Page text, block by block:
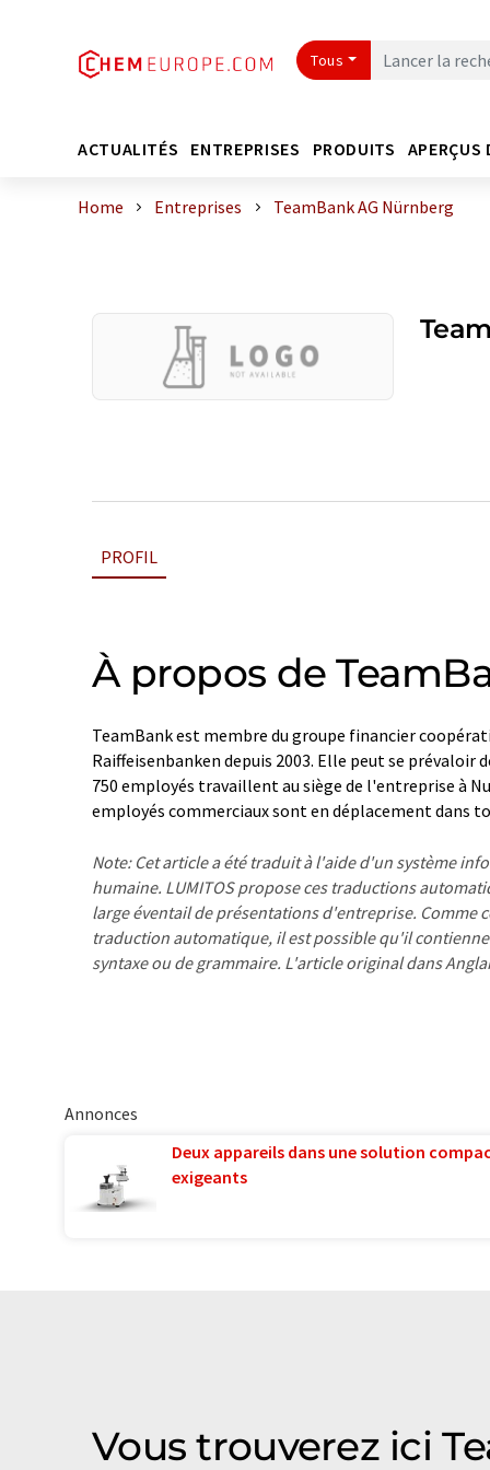
Tous
ACTUALITÉS ENTREPRISES PRODUITS APERÇUS
Home Entreprises TeamBank AG Nürnberg
PROFIL
À propos de
TeamBank est membre du groupe financier
Raiffeisenbanken depuis 2003. Elle peut se prévaloir
750 employés travaillent au siège de l'entreprise à
employés commerciaux sont en déplacement dans
Note: Cet article a été traduit à l'aide d'un système
humaine. LUMITOS propose ces traductions
large éventail de présentations d'entreprise. Comme
traduction automatique, il est possible qu'il
syntaxe ou de grammaire. L'article original dans
Annonces
Deux appareils dans une solution
exigeants
Vous trouverez ici